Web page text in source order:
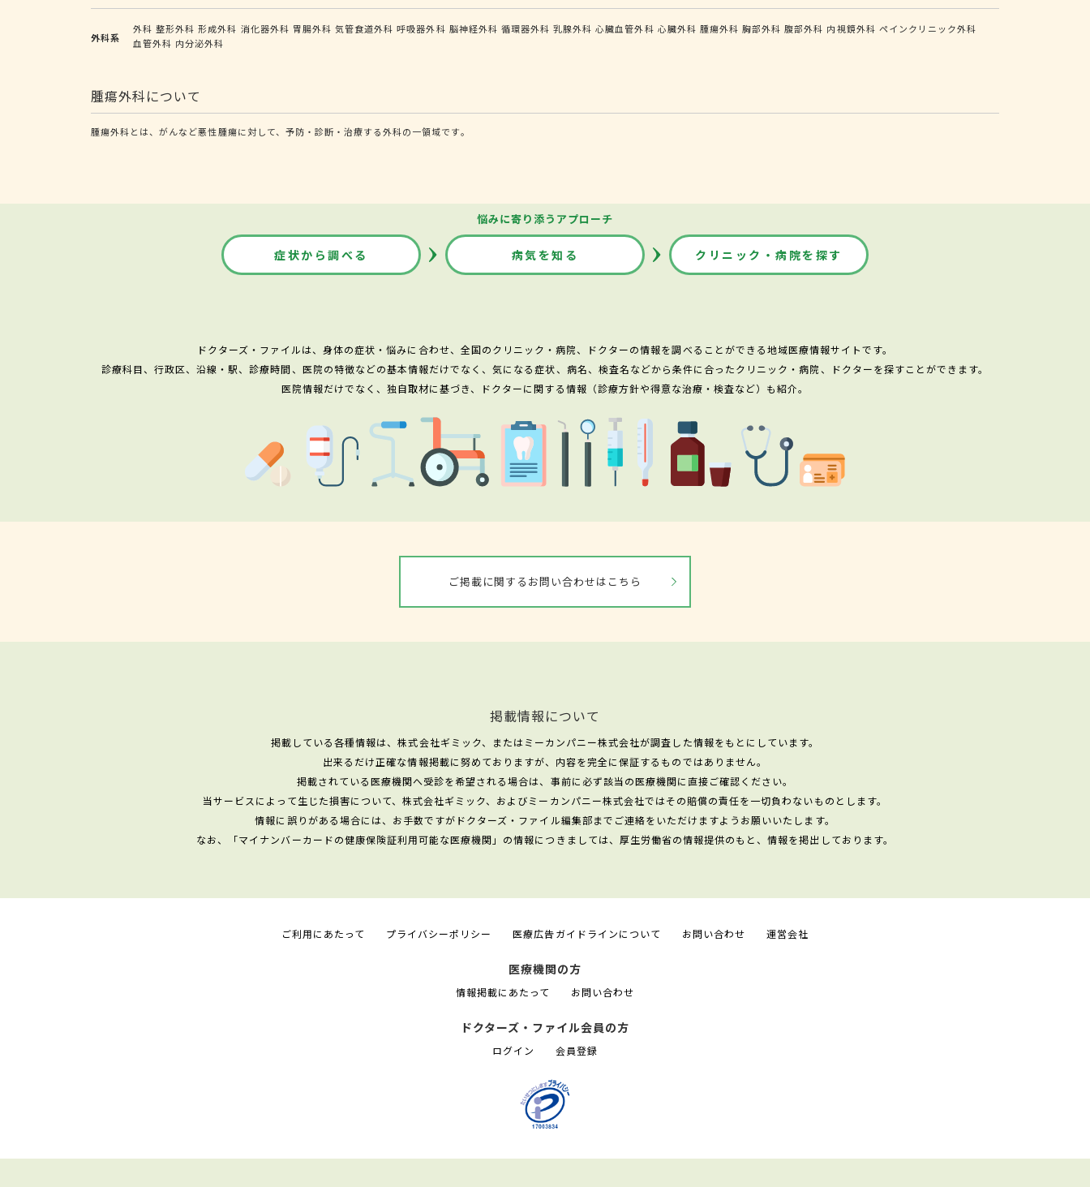
外科系
外科 整形外科 形成外科 消化器外科 胃腸外科 気管食道外科 呼吸器外科 脳神経外科 循環器外科 乳腺外科 心臓血管外科 心臓外科 腫瘍外科 胸部外科 腹部外科 内視鏡外科 ペインクリニック外科
血管外科 内分泌外科
腫瘍外科について
腫瘍外科とは、がんなど悪性腫瘍に対して、予防・診断・治療する外科の一領域です。
悩みに寄り添うアプローチ
症状から調べる 病気を知る クリニック・病院を探す
ドクターズ・ファイルは、身体の症状・悩みに合わせ、全国のクリニック・病院、ドクターの情報を調べることができる地域医療情報サイトです。
診療科目、行政区、沿線・駅、診療時間、医院の特徴などの基本情報だけでなく、気になる症状、病名、検査名などから条件に合ったクリニック・病院、ドクターを探すことができます。
医院情報だけでなく、独自取材に基づき、ドクターに関する情報（診療方針や得意な治療・検査など）も紹介。
ご掲載に関するお問い合わせはこちら
掲載情報について
掲載している各種情報は、株式会社ギミック、またはミーカンパニー株式会社が調査した情報をもとにしています。
出来るだけ正確な情報掲載に努めておりますが、内容を完全に保証するものではありません。
掲載されている医療機関へ受診を希望される場合は、事前に必ず該当の医療機関に直接ご確認ください。
当サービスによって生じた損害について、株式会社ギミック、およびミーカンパニー株式会社ではその賠償の責任を一切負わないものとします。
情報に誤りがある場合には、お手数ですがドクターズ・ファイル編集部までご連絡をいただけますようお願いいたします。
なお、「マイナンバーカードの健康保険証利用可能な医療機関」の情報につきましては、厚生労働省の情報提供のもと、情報を掲出しております。
ご利用にあたって プライバシーポリシー 医療広告ガイドラインについて お問い合わせ 運営会社
医療機関の方
情報掲載にあたって お問い合わせ
ドクターズ・ファイル会員の方
ログイン 会員登録